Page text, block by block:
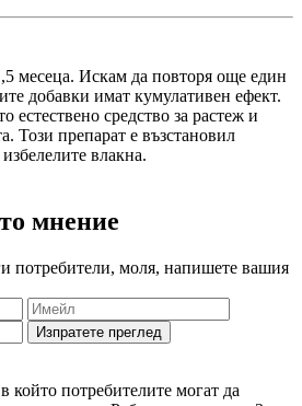
месеца. Искам да повторя още един
добавки имат кумулативен ефект.
естествено средство за растеж и
Този препарат е възстановил
влакна.
мнение
потребители, моля, напишете вашия
Изпратете преглед
който потребителите могат да